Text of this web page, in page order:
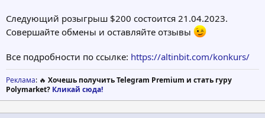
Следующий розыгрыш $200 состоится 21.04.2023.
Совершайте обмены и оставляйте отзывы
Все подробности по ссылке: https://altinbit.com/konkurs/
Реклама: 🔥 Хочешь получить Telegram Premium и стать гуру
Polymarket? Кликай сюда!